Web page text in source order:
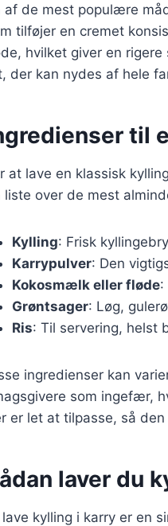
af de mest populære
tilføjer en cremet
hvilket giver en
der kan nydes af hele
til
at lave en klassisk
liste over de mest
Kylling: Frisk
Karrypulver: Den
Kokosmælk eller fløde:
Grøntsager: Løg,
Ris: Til servering, helst
ingredienser kan
som ingefær,
er let at tilpasse, så
laver du
lave kylling i karry er en